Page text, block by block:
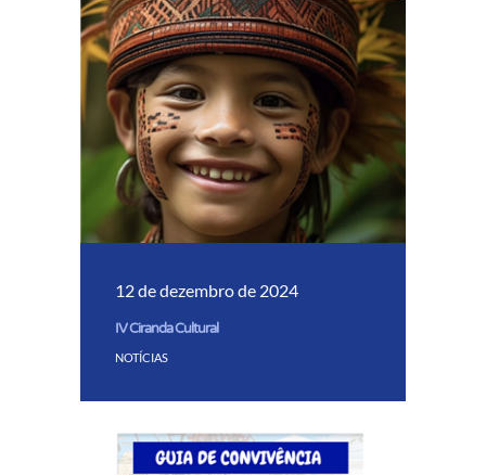
12 de dezembro de 2024
IV Ciranda Cultural
NOTÍCIAS